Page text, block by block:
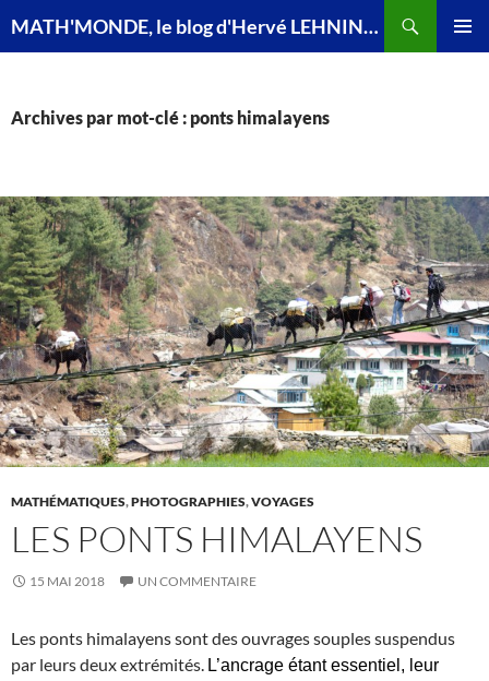
MATH'MONDE, le blog d'Hervé LEHNING, agrégé de mathématiques
Archives par mot-clé : ponts himalayens
MATHÉMATIQUES,PHOTOGRAPHIES,VOYAGES
LES PONTS HIMALAYENS
15 MAI 2018 UN COMMENTAIRE
Les ponts himalayens sont des ouvrages souples suspendus
par leurs deux extrémités. L’ancrage étant essentiel, leur